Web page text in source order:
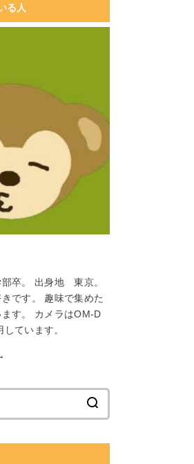
る人
卒。 出身地 東京。
です。 趣味で集めた
す。 カメラはOM-D
ています。